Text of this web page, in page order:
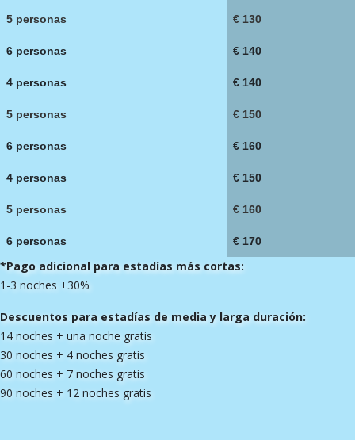
5 personas € 130
6 personas € 140
4 personas € 140
5 personas € 150
6 personas € 160
4 personas € 150
5 personas € 160
6 personas € 170
*Pago adicional para estadías más cortas:
1-3 noches +30%
Descuentos para estadías de media y larga duración:
14 noches + una noche gratis
30 noches + 4 noches gratis
60 noches + 7 noches gratis
90 noches + 12 noches gratis